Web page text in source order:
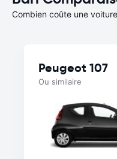
Combien coûte une
Peugeot 107
Ou similaire